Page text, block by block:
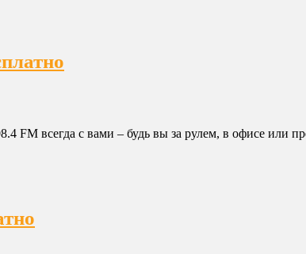
всегда с вами – будь вы за рулем, в офисе или